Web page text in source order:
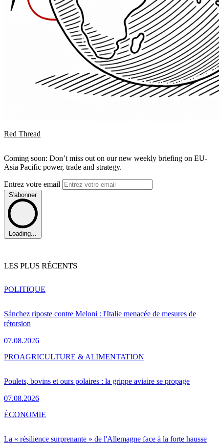
Red Thread
Coming soon: Don’t miss out on our new weekly briefing on EU-
Asia Pacific power, trade and strategy.
Entrez votre email
S'abonner
Loading...
LES PLUS RÉCENTS
Sánchez riposte contre Meloni : l'Italie menacée de mesures de
rétorsion
07.08.2026
POLITIQUE
Poulets, bovins et ours polaires : la grippe aviaire se propage
07.08.2026
PROAGRICULTURE & ALIMENTATION
La « résilience surprenante » de l'Allemagne face à la forte hausse
ÉCONOMIE